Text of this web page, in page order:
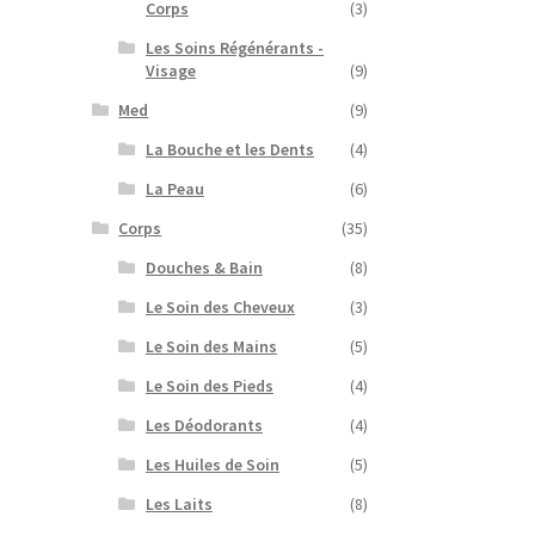
Corps
(3)
Les Soins Régénérants -
Visage
(9)
Med
(9)
La Bouche et les Dents
(4)
La Peau
(6)
Corps
(35)
Douches & Bain
(8)
Le Soin des Cheveux
(3)
Le Soin des Mains
(5)
Le Soin des Pieds
(4)
Les Déodorants
(4)
Les Huiles de Soin
(5)
Les Laits
(8)